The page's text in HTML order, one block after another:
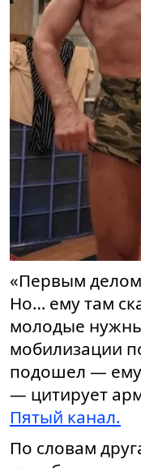
«Первым
Но… ему там
молодые
мобилизации
подошел — ему
— цитирует
Пятый канал.
По словам